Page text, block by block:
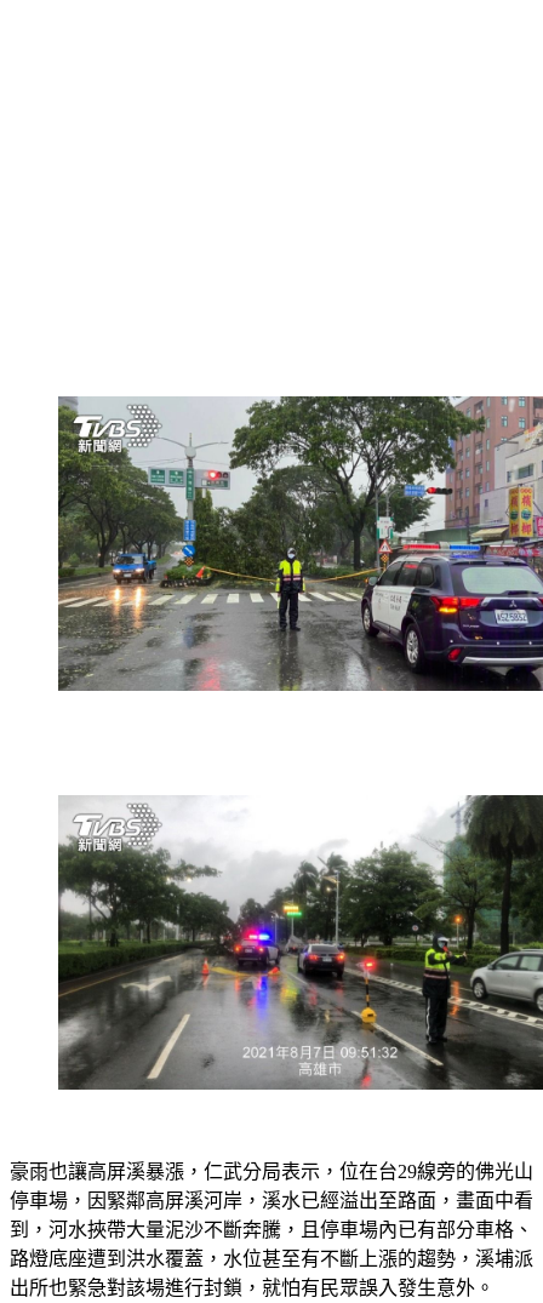
停車場，因緊鄰高屏溪河岸，溪水已經溢出至路面，畫面中看
到，河水挾帶大量泥沙不斷奔騰，且停車場內已有部分車格、
路燈底座遭到洪水覆蓋，水位甚至有不斷上漲的趨勢，溪埔派
出所也緊急對該場進行封鎖，就怕有民眾誤入發生意外。